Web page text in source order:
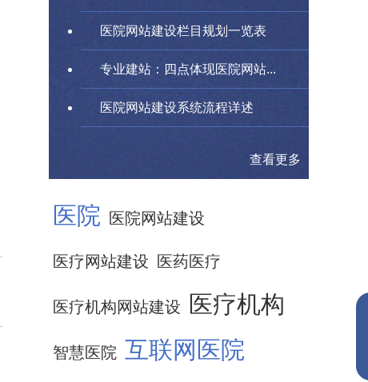
医院网站建设栏目规划一览表
专业建站：四点体现医院网站...
医院网站建设系统流程详述
查看更多
医院 医院网站建设
医疗网站建设 医药医疗
医疗机构网站建设 医疗机构
智慧医院 互联网医院